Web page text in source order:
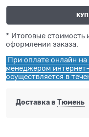
* Итоговые стоимость
оформлении заказа.
При оплате онлайн на
менеджером
осуществляется в
Доставка в Тюмень